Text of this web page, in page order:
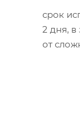
срок
2 дня, в
от